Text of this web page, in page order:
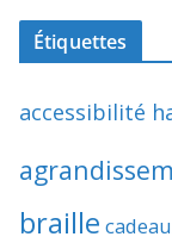
Étiquettes
accessibilité
braille